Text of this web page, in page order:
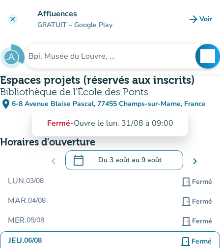
clear Affluences
GRATUIT – Google Play arrow_forward Voir
Rechercher un établissement
Espaces projets (réservés aux inscrits)
Bibliothèque de l'École des Ponts
place 6-8 Avenue Blaise Pascal, 77455 Champs-sur-Marne, France
(ouvrir dans Google Maps)
(nouvel onglet)
Fermé-Ouvre le lun. 31/08 à 09:00
Horaires d'ouverture
chevron_left calendar_today Du 3 aoûtau 9 août
.Ouvrir le calendrier pour changer de
chevron_right
LUN.03/08 door_front Fermé
MAR.04/08 door_front Fermé
MER.05/08 door_front Fermé
JEU.06/08 door_front Fermé